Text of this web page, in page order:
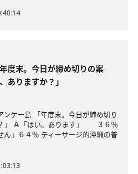
年度末。今日が締め切りの案
ありますか？」
ンケー島 「年度末。今日が締め切り
」 Ａ「はい。あります」 ３６％
ん」６４％ ティーサージ的沖縄の普